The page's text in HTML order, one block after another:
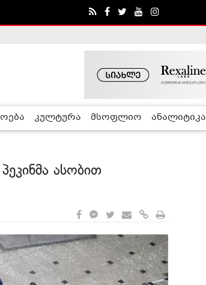
კულტურა მსოფლიო ანალიტიკა
ასობით